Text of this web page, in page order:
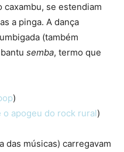
caxambu, se estendiam
a pinga. A dança
(também
semba, termo que
)
o apogeu do rock rural)
das músicas) carregavam